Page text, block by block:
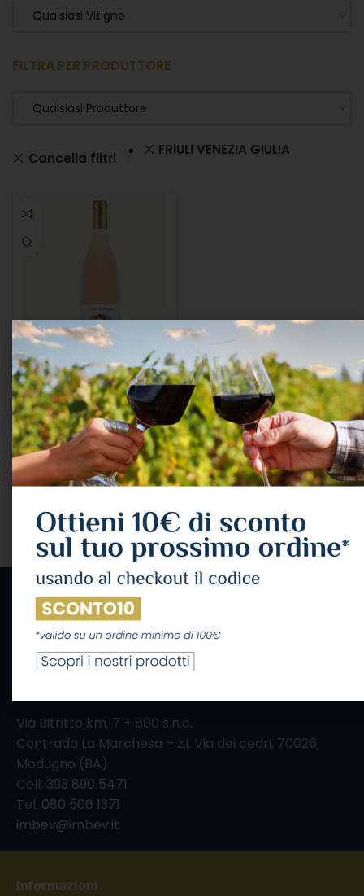
Qualsiasi Vitigno
FILTRA PER PRODUTTORE
Qualsiasi Produttore
Cancella filtri FRIULI VENEZIA GIULIA
Livio Felluga “rose”
Merlot – Pinot Nero
Venezia Giulia Igt 2025
Cl.75 12,5°
VINI, VINO ROSATO
Livio Felluga
21,96€ IVA Inclusa
AGGIUNGI AL CARRELLO
IL CONSUMO ECCESSIVO DI ALCOL NUOCE ALLA
Via Bitritto km. 7 + 800 s.n.c.
Contrada La Marchesa – z.i. Via dei cedri, 70026,
Modugno (BA)
Cell: 393 890 5471
Tel: 080 506 1371
imbev@imbev.it
Informazioni